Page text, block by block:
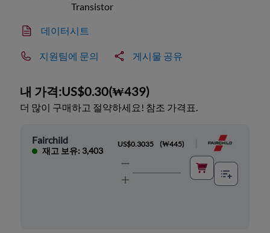
Transistor
데이터시트
지원팀에 문의 게시물 공유
내 가격:US$0.30(₩439)
더 많이 구매하고 절약하세요! 참조 가격표.
Fairchild
재고 보유: 3,403
US$0.3035 (₩445)